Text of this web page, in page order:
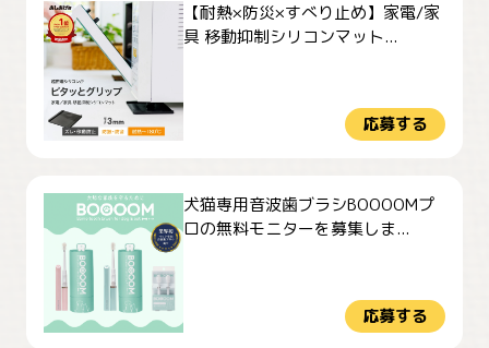
【耐熱×防災×すべり止め】家電/家
具 移動抑制シリコンマット...
応募する
犬猫専用音波歯ブラシBOOOOMプ
ロの無料モニターを募集しま...
応募する